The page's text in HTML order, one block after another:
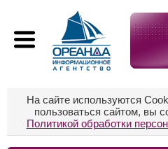
На сайте используются
пользоваться сайтом, вы
Политикой обработки